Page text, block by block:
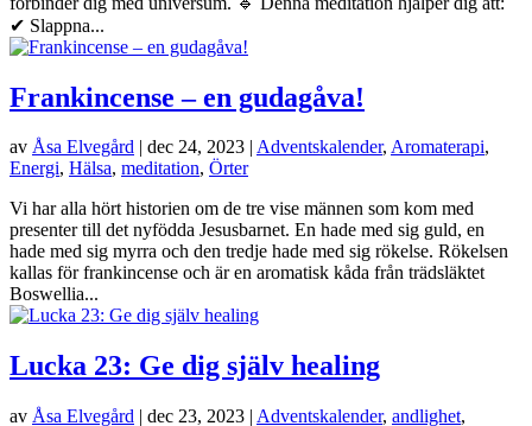
✔ Slappna...
Frankincense – en gudagåva!
av Åsa Elvegård | dec 24, 2023 | Adventskalender, Aromaterapi,
Energi, Hälsa, meditation, Örter
Vi har alla hört historien om de tre vise männen som kom med
presenter till det nyfödda Jesusbarnet. En hade med sig guld, en
hade med sig myrra och den tredje hade med sig rökelse. Rökelsen
kallas för frankincense och är en aromatisk kåda från trädsläktet
Boswellia...
Lucka 23: Ge dig själv healing
av Åsa Elvegård | dec 23, 2023 | Adventskalender, andlighet,